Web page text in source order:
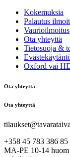
Kokemuksia
Palautus
Vaurioilmoitus
Ota yhteyttä
Tietosuoja &
Oxford vai
Ota yhteyttä
Ota yhteyttä
+358 45 783 386 85
MA-PE 10-14